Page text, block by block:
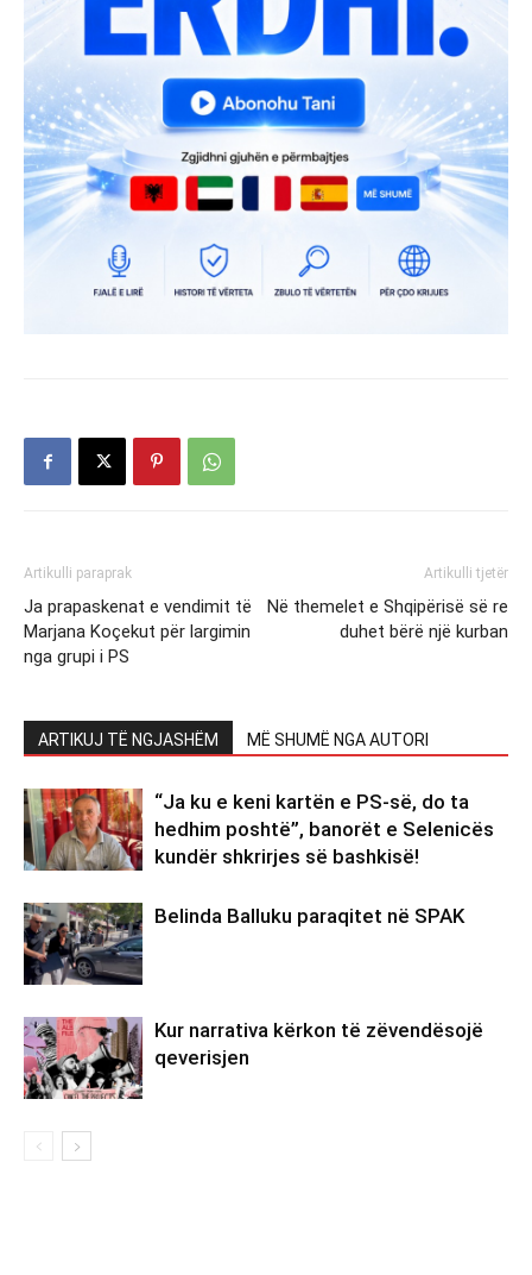
Artikulli paraprak
Ja prapaskenat e vendimit të
Marjana Koçekut për largimin
nga grupi i PS
Artikulli tjetër
Në themelet e Shqipërisë së re
duhet bërë një kurban
ARTIKUJ TË NGJASHËM MË SHUMË NGA AUTORI
“Ja ku e keni kartën e PS-së, do ta
hedhim poshtë”, banorët e Selenicës
kundër shkrirjes së bashkisë!
Belinda Balluku paraqitet në SPAK
Kur narrativa kërkon të zëvendësojë
qeverisjen